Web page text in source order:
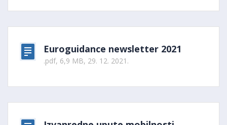
Euroguidance newsletter 2021
.pdf, 6,9 MB, 29. 12. 2021.